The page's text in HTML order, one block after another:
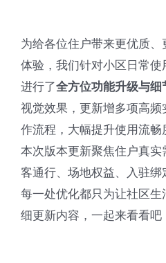
为给各位住户带来更优质
体验，我们针对小区日常
进行了全方位功能升级与细
视觉效果，更新增多项高
作流程，大幅提升使用流畅
本次版本更新聚焦住户真
客通行、场地权益、入驻绑
每一处优化都只为让社区
细更新内容，一起来看看吧
升
级！
界
面
焕
新
+多
项
实